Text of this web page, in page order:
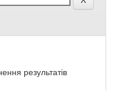
результатів